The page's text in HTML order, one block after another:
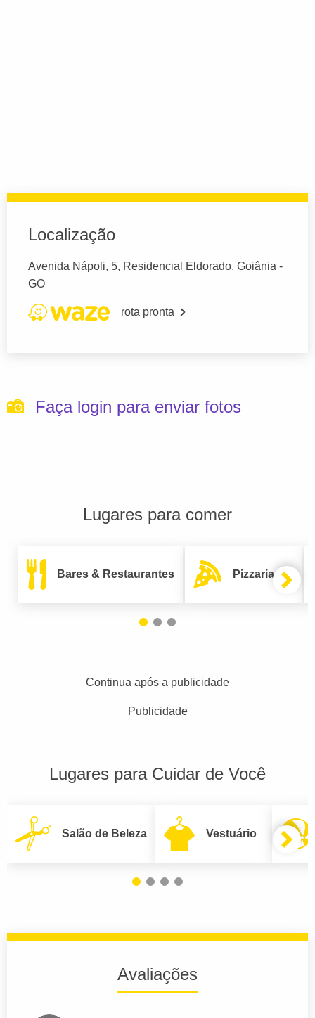
Localização
Avenida Nápoli, 5, Residencial Eldorado, Goiânia -
GO
rota pronta
Faça login para enviar fotos
Lugares para comer
Bares & Restaurantes Pizzarias
Continua após a publicidade
Publicidade
Lugares para Cuidar de Você
Salão de Beleza Vestuário
Avaliações